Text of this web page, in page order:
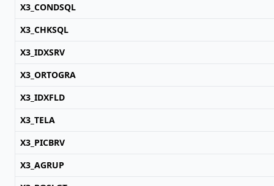
X3_CONDSQL
X3_CHKSQL
X3_IDXSRV
X3_ORTOGRA
X3_IDXFLD
X3_TELA
X3_PICBRV
X3_AGRUP